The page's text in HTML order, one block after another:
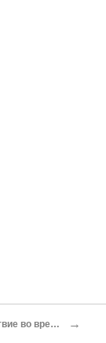
Глава 2 Путешествие во времени →